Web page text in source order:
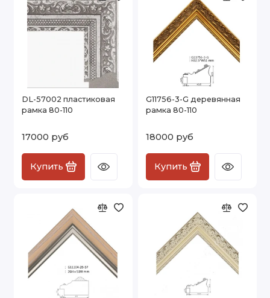
DL-57002 пластиковая
рамка 80-110
17000 руб
Купить
G11756-3-G деревянная
рамка 80-110
18000 руб
Купить